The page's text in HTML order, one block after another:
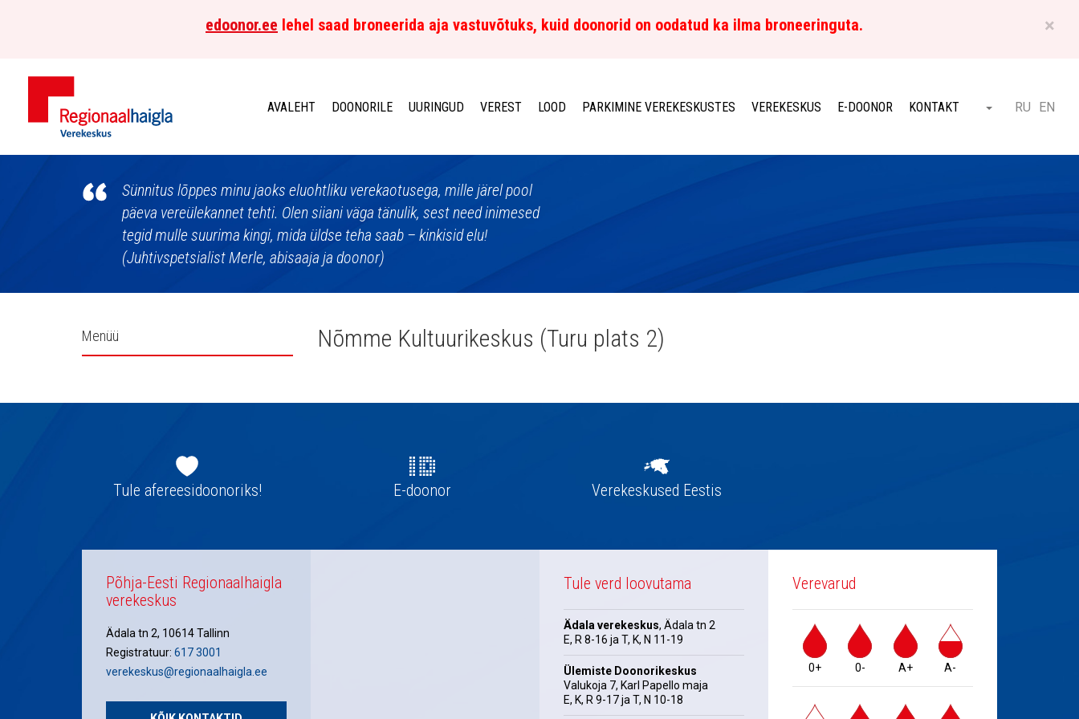
×
edoonor.ee lehel saad broneerida aja vastuvõtuks, kuid doonorid on oodatud ka ilma broneeringuta.
Põhja-
Eesti
Regionaalhaigla
Verekeskus
AVALEHT DOONORILE UURINGUD VEREST LOOD PARKIMINE VEREKESKUSTES VEREKESKUS E-DOONOR KONTAKT Otsi ET
RU EN
Sünnitus lõppes minu jaoks eluohtliku verekaotusega, mille järel pool
päeva vereülekannet tehti. Olen siiani väga tänulik, sest need inimesed
tegid mulle suurima kingi, mida üldse teha saab – kinkisid elu!
(Juhtivspetsialist Merle, abisaaja ja doonor)
Külgpaani
Menüü Nõmme Kultuurikeskus (Turu plats 2)
navigatsioonTule afereesidoonoriks! E-doonor Verekeskused Eestis
Põhja-Eesti Regionaalhaigla
verekeskus
Ädala tn 2, 10614 Tallinn
Registratuur: 617 3001
verekeskus@regionaalhaigla.ee
Tule verd loovutama
Ädala verekeskus, Ädala tn 2
E, R 8-16 ja T, K, N 11-19
Ülemiste Doonorikeskus
Valukoja 7, Karl Papello maja
E, K, R 9-17 ja T, N 10-18
Verevarud
0+ 0- A+ A-